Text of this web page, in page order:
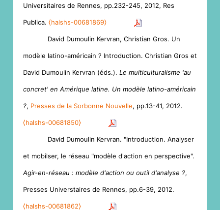
Universitaires de Rennes, pp.232-245, 2012, Res
Publica. ⟨halshs-00681869⟩
David Dumoulin Kervran, Christian Gros. Un
modèle latino-américain ? Introduction. Christian Gros et
David Dumoulin Kervran (éds.). Le multiculturalisme 'au
concret' en Amérique latine. Un modèle latino-américain
?, Presses de la Sorbonne Nouvelle, pp.13-41, 2012.
⟨halshs-00681850⟩
David Dumoulin Kervran. "Introduction. Analyser
et mobilser, le réseau "modèle d'action en perspective".
Agir-en-réseau : modèle d'action ou outil d'analyse ?,
Presses Universtaires de Rennes, pp.6-39, 2012.
⟨halshs-00681862⟩